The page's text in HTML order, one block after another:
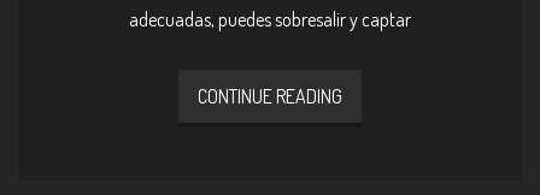
adecuadas, puedes sobresalir y captar
CONTINUE READING